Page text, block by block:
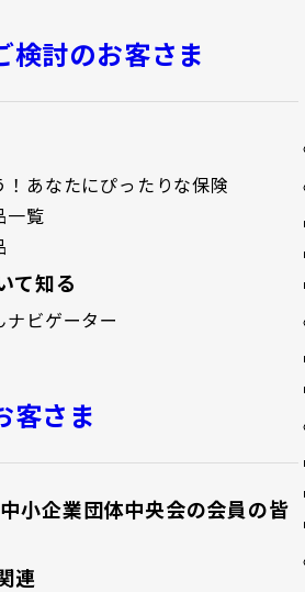
検討のお客さま
！あなたにぴったりな保険
一覧
て知る
ビゲーター
客さま
小企業団体中央会の会員の皆
連